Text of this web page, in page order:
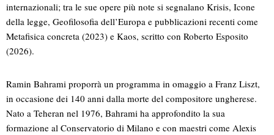
internazionali; tra le sue opere più note si segnalano Krisis, Icone
della legge, Geofilosofia dell’Europa e pubblicazioni recenti come
Metafisica concreta (2023) e Kaos, scritto con Roberto Esposito
(2026).
Ramin Bahrami proporrà un programma in omaggio a Franz Liszt,
in occasione dei 140 anni dalla morte del compositore ungherese.
Nato a Teheran nel 1976, Bahrami ha approfondito la sua
formazione al Conservatorio di Milano e con maestri come Alexis